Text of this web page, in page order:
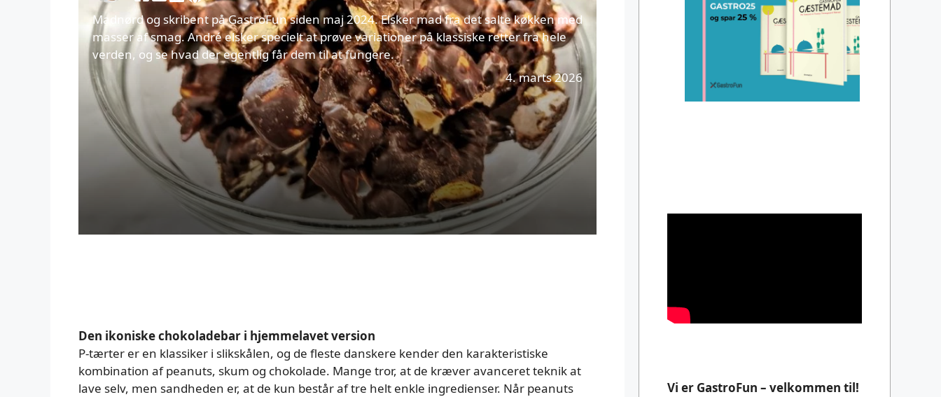
Madnørd og skribent på GastroFun siden maj 2024. Elsker mad fra det salte køkken med
masser af smag. André elsker specielt at prøve variationer på klassiske retter fra hele
verden, og se hvad der egentlig får dem til at fungere.
4. marts 2026
Den ikoniske chokoladebar i hjemmelavet version
P-tærter er en klassiker i slikskålen, og de fleste danskere kender den karakteristiske
kombination af peanuts, skum og chokolade. Mange tror, at de kræver avanceret teknik at
lave selv, men sandheden er, at de kun består af tre helt enkle ingredienser. Når peanuts
Vi er GastroFun – velkommen til!